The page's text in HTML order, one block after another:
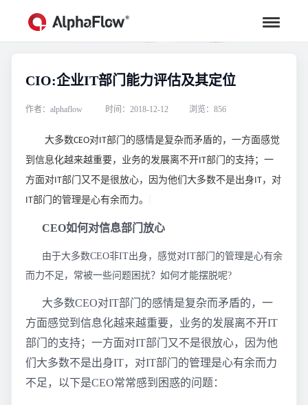
行业资讯
汇聚行业专家观点，助力流程更高效
CIO:企业IT部门能力评估及其定位
作者：alphaflow 时间：2018-12-12 浏览：856
大多数CEO对IT部门的感情是复杂而矛盾的，一方面感觉
到信息化越来越重要，业务的发展离不开IT部门的支持；一
方面对IT部门又不是很放心，因为他们大多数不是出身IT，对
IT部门的管理是心有余而力。
CEO如何对信息部门放心
由于大多数CEO非IT出身，感觉对IT部门的管理是心有余
而力不足，常被一些问题困扰？如何才能摆脱呢?
大多数CEO对IT部门的感情是复杂而矛盾的，一
方面感觉到信息化越来越重要，业务的发展离不开IT
部门的支持；一方面对IT部门又不是很放心，因为他
们大多数不是出身IT，对IT部门的管理是心有余而力
不足，以下是CEO常常感到困惑的问题：